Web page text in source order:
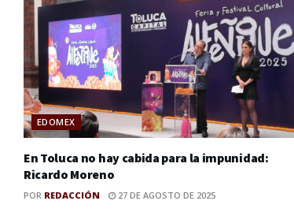
EDOMEX
En Toluca no hay cabida para la impunidad:
Ricardo Moreno
POR REDACCIÓN 27 DE AGOSTO DE 2025